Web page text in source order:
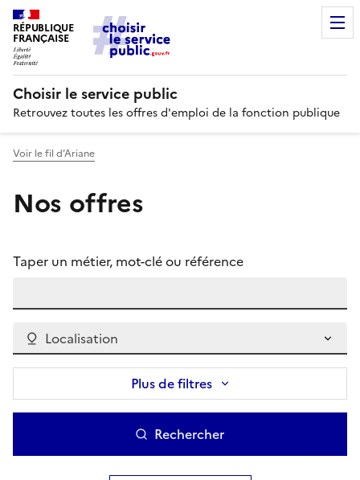
RÉPUBLIQUE
FRANÇAISE
Choisir le service public
Retrouvez toutes les offres d'emploi de la fonction publique
Voir le fil d’Ariane
Nos offres
Taper un métier, mot-clé ou référence
Localisation
Plus de filtres
Rechercher